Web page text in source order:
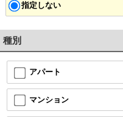
指定しない
種別
アパート
マンション